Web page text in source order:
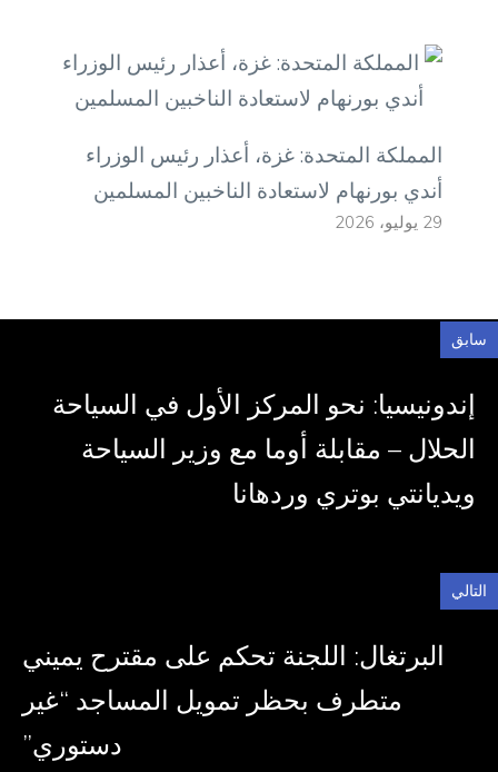
المملكة المتحدة: غزة، أعذار رئيس الوزراء
أندي بورنهام لاستعادة الناخبين المسلمين
29 يوليو، 2026
سابق
إندونيسيا: نحو المركز الأول في السياحة
الحلال – مقابلة أوما مع وزير السياحة
ويديانتي بوتري وردهانا
التالي
البرتغال: اللجنة تحكم على مقترح يميني
متطرف بحظر تمويل المساجد “غير
دستوري”